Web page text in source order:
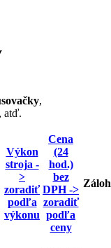
,
, atď.
Výkon
stroja -
>
zoradiť
podľa
výkonu
Cena
(24
hod.)
bez
DPH ->
zoradiť
podľa
ceny